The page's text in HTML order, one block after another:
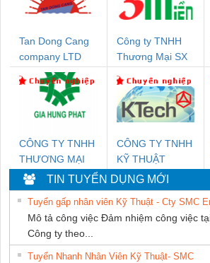
Tan Dong Cang
company LTD
Công ty TNHH
Thương Mại SX
CÔNG TY TNHH
THƯƠNG MẠI
DỊCH VỤ KỸ
THUẬT ĐIỆN CƠ
GIA HƯNG PHÁT
CÔNG TY TNHH
KỸ THUẬT
KTECH VIỆT
NAM
TIN TUYỂN DỤNG MỚI
Tuyển gấp nhân viên Kỹ Thuật - Cty SMC
Mô tả công việc Đảm nhiệm công việc
Công ty theo...
Tuyển Nhanh Nhân Viên Kỹ Thuật- SMC